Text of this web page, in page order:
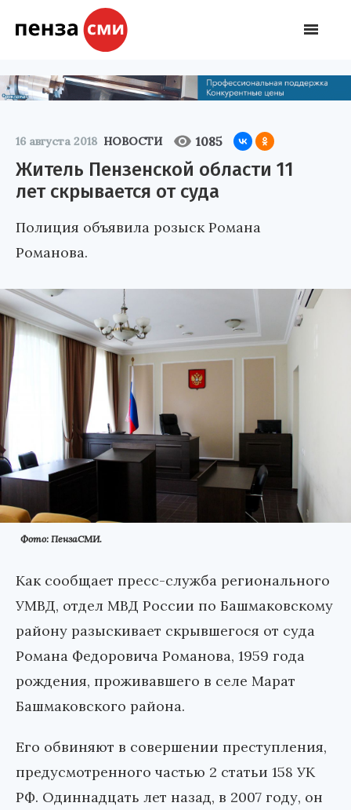
16 августа 2018 НОВОСТИ 1085
Житель Пензенской области 11
лет скрывается от суда
Полиция объявила розыск Романа
Романова.
Фото: ПензаСМИ.
Как сообщает пресс-служба регионального
УМВД, отдел МВД России по Башмаковскому
району разыскивает скрывшегося от суда
Романа Федоровича Романова, 1959 года
рождения, проживавшего в селе Марат
Башмаковского района.
Его обвиняют в совершении преступления,
предусмотренного частью 2 статьи 158 УК
РФ. Одиннадцать лет назад, в 2007 году, он